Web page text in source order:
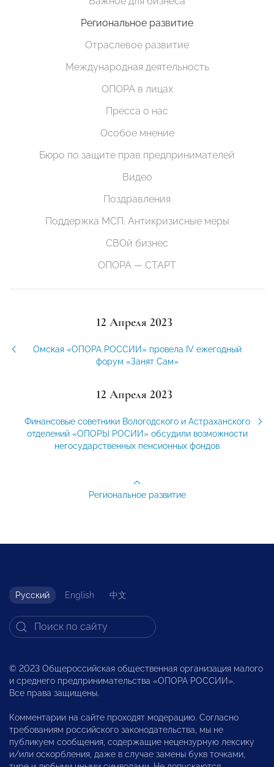
Региональное развитие
Отраслевое развитие
Международная деятельность
ОПОРА в лицах
Пресса о нас
Особое мнение
Бюро по защите прав предпринимателей
Видео
Поздравления
Поддержка МСП. Антикризисные меры
СВОй бизнес
ОПОРА — СТАРТ
12 Апреля 2023
Омская «ОПОРА РОССИИ» провела IV ежегодный
форум «Занят Сам»
12 Апреля 2023
Финансовые советники Вологодского и Астраханского
отделений «ОПОРЫ РОСИИ» обсудили возможности
негосударственных пенсионных фондов
Региональное развитие
Русский English 中文
© 2023 Общероссийская общественная организация малого
и среднего предпринимательства «ОПОРА РОССИИ».
Все права защищены.
Комментарии на сайте проходят модерацию. Согласно
требованиям российского законодательства, мы не
публикуем сообщения, содержащие нецензурную лексику
и/или оскорбления, даже в случае замены букв точками,